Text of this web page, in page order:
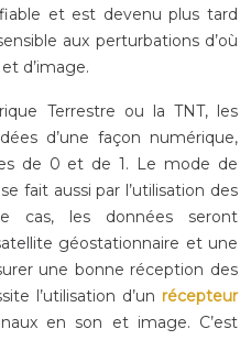
et est devenu plus tard
aux perturbations d’où
d’image.
Terrestre ou la TNT, les
d’une façon numérique,
de 0 et de 1. Le mode de
fait aussi par l’utilisation des
cas, les données seront
géostationnaire et une
une bonne réception des
l’utilisation d’un récepteur
en son et image. C’est